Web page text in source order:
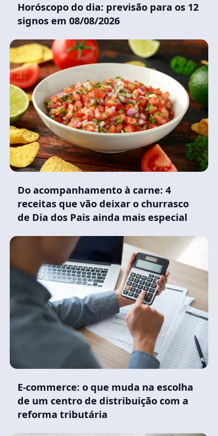
Horóscopo do dia: previsão para os 12
signos em 08/08/2026
Do acompanhamento à carne: 4
receitas que vão deixar o churrasco
de Dia dos Pais ainda mais especial
E-commerce: o que muda na escolha
de um centro de distribuição com a
reforma tributária